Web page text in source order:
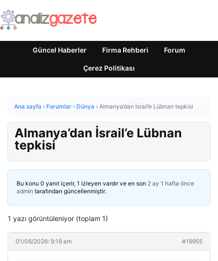
Güncel Haberler Firma Rehberi Forum
Çerez Politikası
Ana sayfa › Forumlar › Dünya › Almanya’dan İsrail’e Lübnan tepkisi
Almanya’dan İsrail’e Lübnan
tepkisi
Bu konu 0 yanıt içerir, 1 izleyen vardır ve en son 2 ay 1 hafta önce
admin tarafından güncellenmiştir.
1 yazı görüntüleniyor (toplam 1)
01/06/2026: 9:19 am #19955